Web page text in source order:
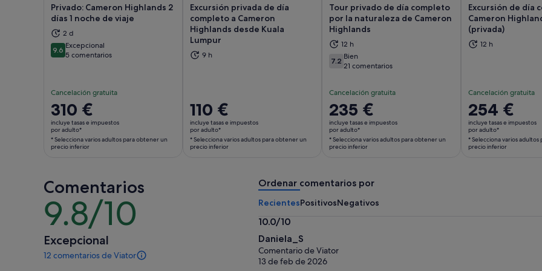
Privado: Cameron Highlands 2
días 1 noche de viaje
2 d
9.69.6 sobre 10
Excepcional
5 comentarios
Cancelación gratuita
El
precio
es
de
adulto*
* Selecciona
varios
adultos
obtener
un
310 €
incluye tasas e impuestos
por adulto*
* Selecciona varios adultos para obtener un
precio inferior
Se abre en una pestaña nueva
Excursión privada de día
completo a Cameron
Highlands desde Kuala
Lumpur
9 h
El
precio
es
de
110 €
incluye tasas e impuestos
por adulto*
* Selecciona varios adultos para obtener un
precio inferior
Se abre en una pestaña nueva
Tour privado de día completo
por la naturaleza de Cameron
Highlands
12 h
7.27.2 sobre 10
Bien
21 comentarios
Cancelación gratuita
El
precio
es
de
adulto*
varios
obtener
un
235 €
incluye tasas e impuestos
por adulto*
* Selecciona varios adultos para obtener un
precio inferior
Se abre en una pestaña nueva
Excursión de día
Cameron
(privada)
12 h
Cancelación gratuita
El
precio
es
de
254 €
incluye tasas e impuestos
por adulto*
* Selecciona varios
precio inferior
Comentarios
9.8/10
9.8
sobre
10
Excepcional
12 comentarios de Viator
12 comentarios
Ordenar comentarios por
RecientesPositivosNegativos
10.0/10
10.0
sobre
10
Daniela_S
Comentario de Viator
13 de feb de 2026